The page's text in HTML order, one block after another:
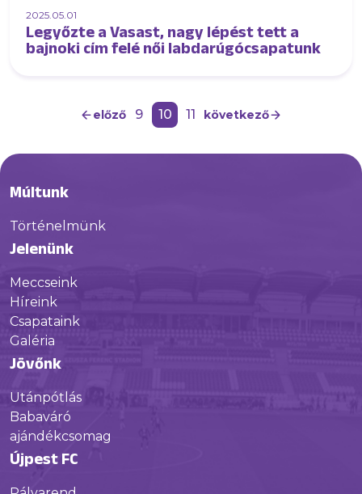
2025.05.01
Legyőzte a Vasast, nagy lépést tett a
bajnoki cím felé női labdarúgócsapatunk
előző 9 10 11 következő
Múltunk
Történelmünk
Jelenünk
Meccseink
Híreink
Csapataink
Galéria
Jövőnk
Utánpótlás
Babaváró
ajándékcsomag
Újpest FC